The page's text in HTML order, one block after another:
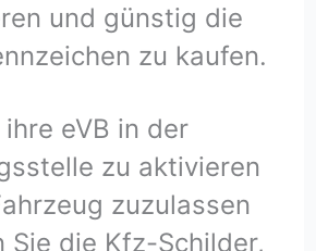
und günstig die
zu kaufen.
ihre eVB in der
zu aktivieren
zuzulassen
Sie die Kfz-Schilder,